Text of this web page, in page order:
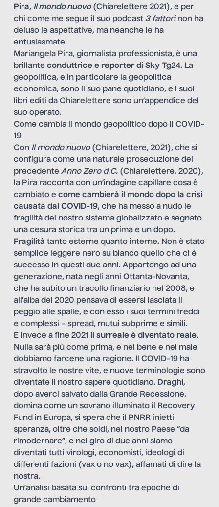
Pira, Il mondo nuovo (Chiarelettere 2021), e per
chi come me segue il suo podcast 3 fattorinon ha
deluso le aspettative, ma neanche le ha
entusiasmate.
Mariangela Pira, giornalista professionista, è una
brillante conduttrice e reporter di Sky Tg24. La
geopolitica, e in particolare la geopolitica
economica, sono il suo pane quotidiano, e i suoi
libri editi da Chiarelettere sono un’appendice del
suo operato.
Come cambia il mondo geopolitico dopo il COVID-
19
Con Il mondo nuovo(Chiarelettere, 2021), che si
configura come una naturale prosecuzione del
precedente Anno Zero d.C. (Chiarelettere, 2020),
la Pira racconta con un’indagine capillare cosa è
cambiato e come cambierà il mondo dopo la crisi
causata dal COVID-19, che ha messo a nudo le
fragilità del nostro sistema globalizzato e segnato
una cesura storica tra un prima e un dopo.
Fragilità tanto esterne quanto interne. Non è stato
semplice leggere nero su bianco quello che ci è
successo in questi due anni. Appartengo ad una
generazione, nata negli anni Ottanta-Novanta,
che ha subito un tracollo finanziario nel 2008, e
all’alba del 2020 pensava di essersi lasciata il
peggio alle spalle, e con esso i suoi termini freddi
e complessi – spread, mutui subprime e simili.
E invece a fine 2021 il surreale è diventato reale.
Nulla sarà più come prima, e nel bene e nel male
dobbiamo farcene una ragione. Il COVID-19 ha
stravolto le nostre vite, e nuove terminologie sono
diventate il nostro sapere quotidiano. Draghi,
dopo averci salvato dalla Grande Recessione,
domina come un sovrano illuminato il Recovery
Fund in Europa, si spera che il PNRR inietti
speranza, oltre che soldi, nel nostro Paese “da
rimodernare”, e nel giro di due anni siamo
diventati tutti virologi, economisti, ideologi di
differenti fazioni (vax o no vax), affamati di dire la
nostra.
Un’analisi basata sui confronti tra epoche di
grande cambiamento